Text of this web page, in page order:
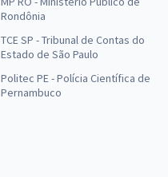
Rondônia
TCE SP - Tribunal de Contas do
Estado de São Paulo
Politec PE - Polícia Científica de
Pernambuco